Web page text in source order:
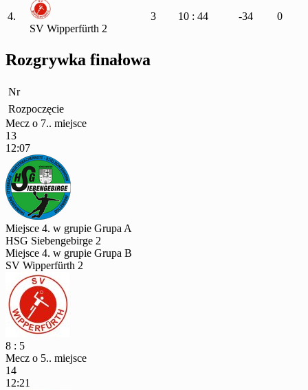
4.
SV Wipperfürth 2
3 10 : 44 -34 0
Rozgrywka finałowa
Nr
Rozpoczęcie
Mecz o 7.. miejsce
13
12:07
Miejsce 4. w grupie Grupa A
HSG Siebengebirge 2
Miejsce 4. w grupie Grupa B
SV Wipperfürth 2
8 : 5
Mecz o 5.. miejsce
14
12:21